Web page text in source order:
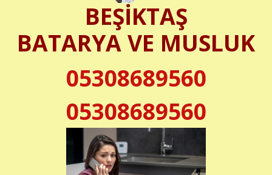
BEŞİKTAŞ
BATARYA VE MUSLUK
05308689560
05308689560